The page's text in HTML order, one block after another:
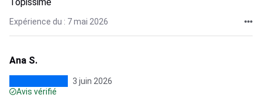
Expérience du : 7 mai 2026
Ana S.
3 juin 2026
Avis vérifié